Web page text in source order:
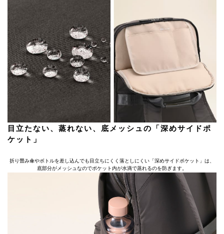
目立たない、蒸れない、底メッシュの「深めサイドポ
ケット」
折り畳み傘やボトルを差し込んでも目立ちにくく落としにくい「深めサイドポケット」は、
底部分がメッシュなのでポケット内が水滴で蒸れるのを防ぎます。